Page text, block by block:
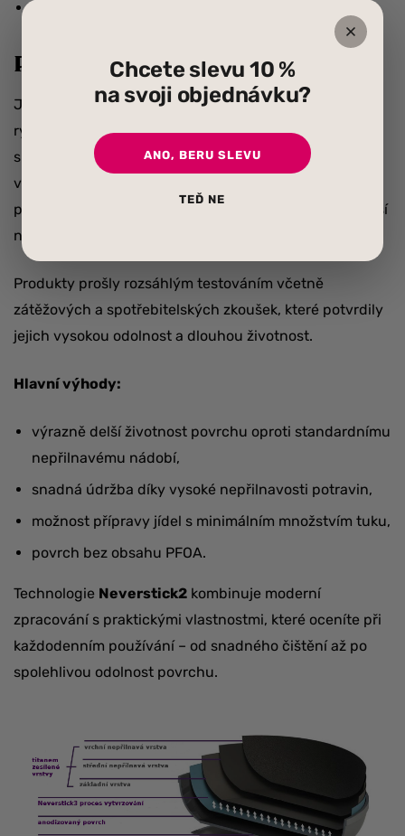
Proč Neverstick?
Jedním z častých problémů nepřilnavého nádobí je
rychlé opotřebení, odlupování povrchu nebo jeho
snadné poškrábání. ŘadaEaziglide Neverstick2
vybavena speciálně vyvinutou technologií vytvrzení
povrchu, díky které je tento povrch podstatně odolnější
než u běžného nepřilnavého nádobí.
Produkty prošly rozsáhlým testováním včetně
zátěžových a spotřebitelských zkoušek, které potvrdily
jejich vysokou odolnost a dlouhou životnost.
Hlavní výhody:
výrazně delší životnost povrchu oproti standardnímu
nepřilnavému nádobí,
snadná údržba díky vysoké nepřilnavosti potravin,
možnost přípravy jídel s minimálním množstvím tuku,
povrch bez obsahu PFOA.
Technologie Neverstick2 kombinuje moderní
zpracování s praktickými vlastnostmi, které oceníte při
každodenním používání – od snadného čištění až po
spolehlivou odolnost povrchu.
Chcete slevu 10 %
na svoji objednávku?
ANO, BERU SLEVU
TEĎ NE